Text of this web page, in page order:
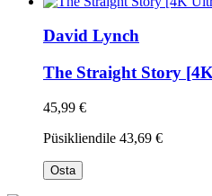
David Lynch
The Straight Story
45,99 €
Püsikliendile 43,69 €
Osta